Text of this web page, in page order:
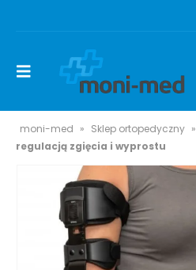
moni-med » Sklep ortopedyczny »
regulacją zgięcia i wyprostu